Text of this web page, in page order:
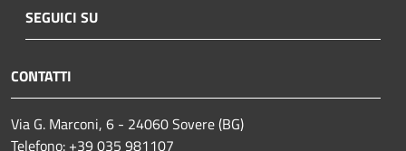
SEGUICI SU
CONTATTI
Via G. Marconi, 6 - 24060 Sovere (BG)
Telefono: +39 035 981107